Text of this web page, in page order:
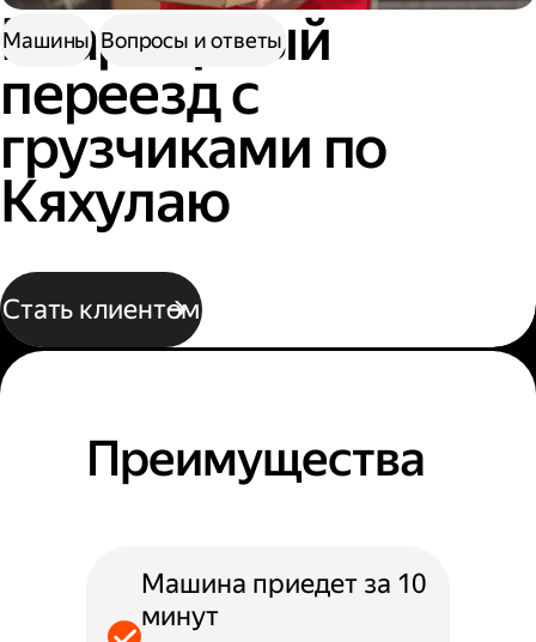
Квартирный
переезд с
грузчиками по
Кяхулаю
Стать клиентом
Машины Вопросы и ответы
Преимущества
Машина приедет за 10
минут